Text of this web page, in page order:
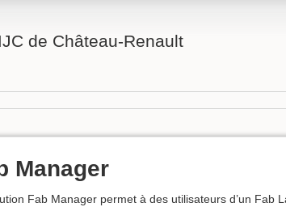
de Château-Renault
Manager
Fab Manager permet à des utilisateurs d’un Fab